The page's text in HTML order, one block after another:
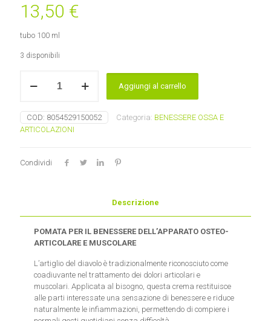
13,50 €
tubo 100 ml
3 disponibili
DEL
30%
Naturetica
quantità
Aggiungi al carrello
COD: 8054529150052 Categoria: BENESSERE OSSA E
ARTICOLAZIONI
Condividi
Descrizione
POMATA PER IL BENESSERE DELL’APPARATO OSTEO-
ARTICOLARE E MUSCOLARE
L’artiglio del diavolo è tradizionalmente riconosciuto come
coadiuvante nel trattamento dei dolori articolari e
muscolari. Applicata al bisogno, questa crema restituisce
alle parti interessate una sensazione di benessere e riduce
naturalmente le infiammazioni, permettendo di compiere i